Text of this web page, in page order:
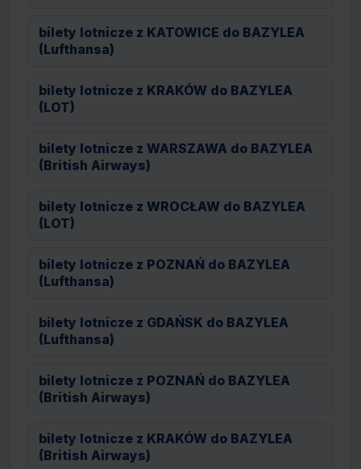
bilety lotnicze z KATOWICE do BAZYLEA
(Lufthansa)
bilety lotnicze z KRAKÓW do BAZYLEA
(LOT)
bilety lotnicze z WARSZAWA do BAZYLEA
(British Airways)
bilety lotnicze z WROCŁAW do BAZYLEA
(LOT)
bilety lotnicze z POZNAŃ do BAZYLEA
(Lufthansa)
bilety lotnicze z GDAŃSK do BAZYLEA
(Lufthansa)
bilety lotnicze z POZNAŃ do BAZYLEA
(British Airways)
bilety lotnicze z KRAKÓW do BAZYLEA
(British Airways)